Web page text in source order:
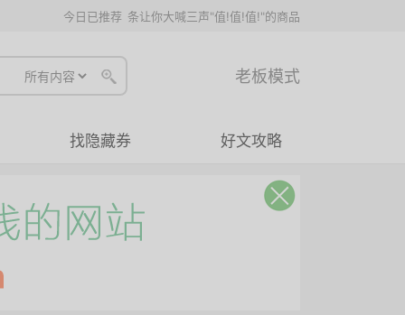
今日已推荐 条让你大喊三声"值!值!值!"的商品
老板模式
找隐藏券 好文攻略